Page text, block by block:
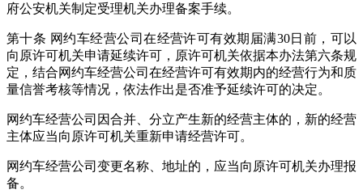
府公安机关制定受理机关办理备案手续。
第十条 网约车经营公司在经营许可有效期届满30日前，可以
向原许可机关申请延续许可，原许可机关依据本办法第六条规
定，结合网约车经营公司在经营许可有效期内的经营行为和质
量信誉考核等情况，依法作出是否准予延续许可的决定。
网约车经营公司因合并、分立产生新的经营主体的，新的经营
主体应当向原许可机关重新申请经营许可。
网约车经营公司变更名称、地址的，应当向原许可机关办理报
备。